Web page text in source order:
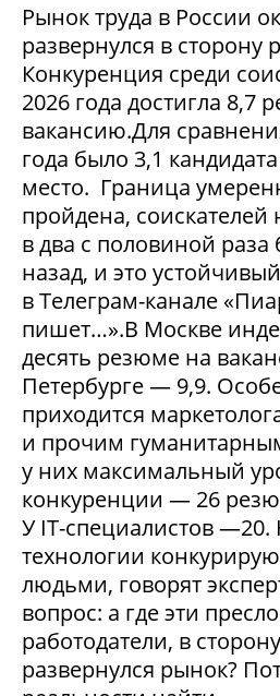
Рынок труда в России
развернулся в сторону
Конкуренция среди
2026 года достигла 8,7
вакансию.Для
года было 3,1
место. Граница
пройдена,
в два с половиной
назад, и это
в Телеграм-канале
пишет…».В Москве
десять резюме на
Петербурге — 9,9.
приходится
и прочим
у них максимальный
конкуренции — 26
У IT-специалистов —20.
технологии
людьми, говорят
вопрос: а где эти
работодатели, в
развернулся рынок?